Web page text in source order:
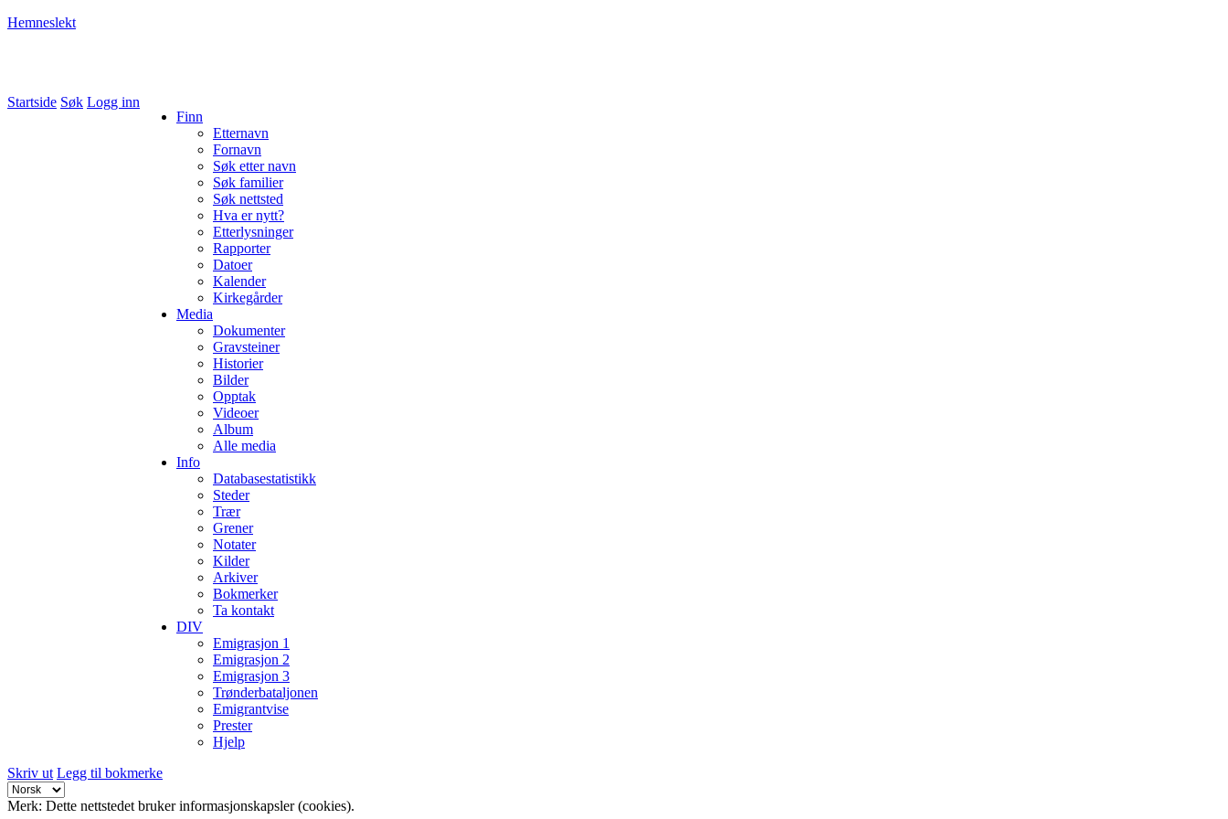
Hemneslekt
Startside Søk Logg inn
Finn
Etternavn
Fornavn
Søk etter navn
Søk familier
Søk nettsted
Hva er nytt?
Etterlysninger
Rapporter
Datoer
Kalender
Kirkegårder
Media
Dokumenter
Gravsteiner
Historier
Bilder
Opptak
Videoer
Album
Alle media
Info
Databasestatistikk
Steder
Trær
Grener
Notater
Kilder
Arkiver
Bokmerker
Ta kontakt
DIV
Emigrasjon 1
Emigrasjon 2
Emigrasjon 3
Trønderbataljonen
Emigrantvise
Prester
Hjelp
Skriv ut Legg til bokmerke
Merk: Dette nettstedet bruker informasjonskapsler (cookies).